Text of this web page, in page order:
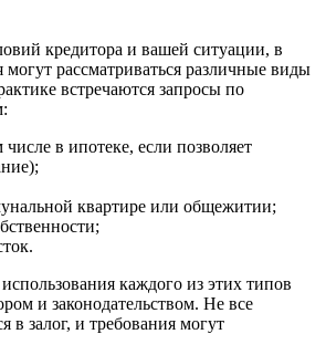
кредитора и вашей ситуации, в
могут рассматриваться различные виды
встречаются запросы по
числе в ипотеке, если позволяет
квартире или общежитии;
каждого из этих типов
и законодательством. Не все
в залог, и требования могут